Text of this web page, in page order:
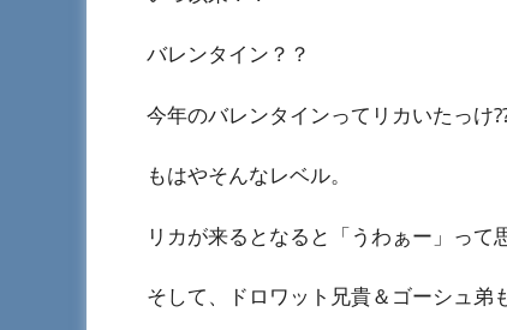
バレンタイン？？
今年のバレンタインってリカいたっけ
もはやそんなレベル。
リカが来るとなると「うわぁー」って
そして、ドロワット兄貴＆ゴーシュ弟